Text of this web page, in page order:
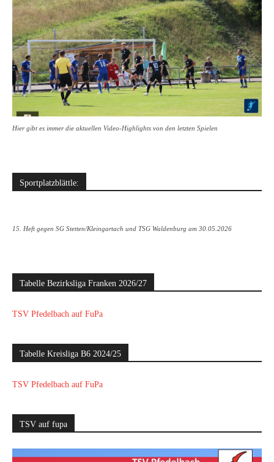
Hier gibt es immer die aktuellen Video-Highlights von den letzten Spielen
Sportplatzblättle:
15. Heft gegen SG Stetten/Kleingartach und TSG Waldenburg am 30.05.2026
Tabelle Bezirksliga Franken 2026/27
TSV Pfedelbach auf FuPa
Tabelle Kreisliga B6 2024/25
TSV Pfedelbach auf FuPa
TSV auf fupa